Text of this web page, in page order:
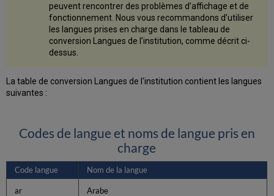
peuvent rencontrer des problèmes d’affichage et de
fonctionnement. Nous vous recommandons d’utiliser
les langues prises en charge dans le tableau de
conversion Langues de l’institution, comme décrit ci-
dessus.
La table de conversion Langues de l'institution contient les langues
suivantes :
Codes de langue et noms de langue pris en
charge
Code langue Nom de la langue
ar Arabe